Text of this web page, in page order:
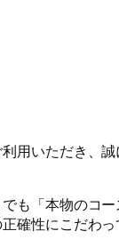
用いただき、
も「本物のコ
確性にこだわっ